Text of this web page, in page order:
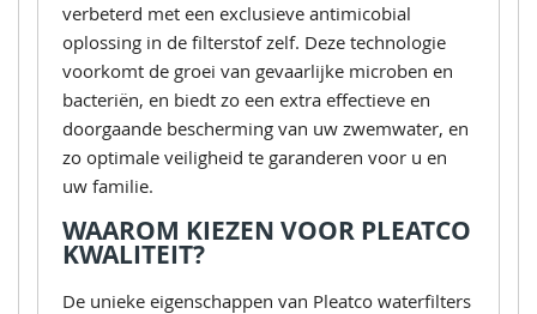
verbeterd met een exclusieve antimicobial
oplossing in de filterstof zelf. Deze technologie
voorkomt de groei van gevaarlijke microben en
bacteriën, en biedt zo een extra effectieve en
doorgaande bescherming van uw zwemwater, en
zo optimale veiligheid te garanderen voor u en
uw familie.
WAAROM KIEZEN VOOR PLEATCO
KWALITEIT?
De unieke eigenschappen van Pleatco waterfilters